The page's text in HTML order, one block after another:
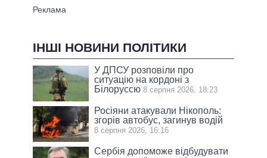
ІНШІ НОВИНИ ПОЛІТИКИ
У ДПСУ розповіли про
ситуацію на кордоні з
Білоруссю 8 серпня 2026, 18:23
Росіяни атакували Нікополь:
згорів автобус, загинув водій
8 серпня 2026, 16:16
Сербія допоможе відбудувати